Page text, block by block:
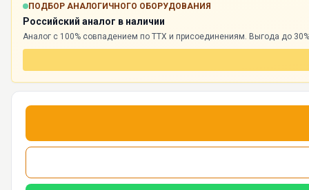
ПОДБОР АНАЛОГИЧНОГО ОБОРУДОВАНИЯ
Российский аналог в наличии
Аналог с 100% совпадением по ТТХ и присоединениям. Выгода до